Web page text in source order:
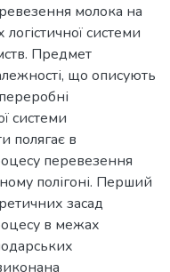
молока на
системи
Предмет
що описують
системи
полягає в
перевезення
полігоні. Перший
засад
в межах